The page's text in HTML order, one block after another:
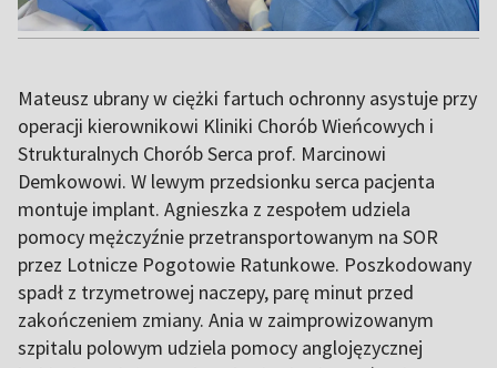
Mateusz ubrany w ciężki fartuch ochronny asystuje przy
operacji kierownikowi Kliniki Chorób Wieńcowych i
Strukturalnych Chorób Serca prof. Marcinowi
Demkowowi. W lewym przedsionku serca pacjenta
montuje implant. Agnieszka z zespołem udziela
pomocy mężczyźnie przetransportowanym na SOR
przez Lotnicze Pogotowie Ratunkowe. Poszkodowany
spadł z trzymetrowej naczepy, parę minut przed
zakończeniem zmiany. Ania w zaimprowizowanym
szpitalu polowym udziela pomocy anglojęzycznej